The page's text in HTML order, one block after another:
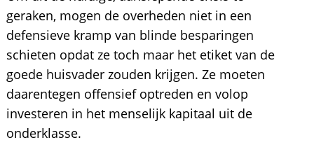
geraken, mogen de overheden niet in een
defensieve kramp van blinde besparingen
schieten opdat ze toch maar het etiket van de
goede huisvader zouden krijgen. Ze moeten
daarentegen offensief optreden en volop
investeren in het menselijk kapitaal uit de
onderklasse.